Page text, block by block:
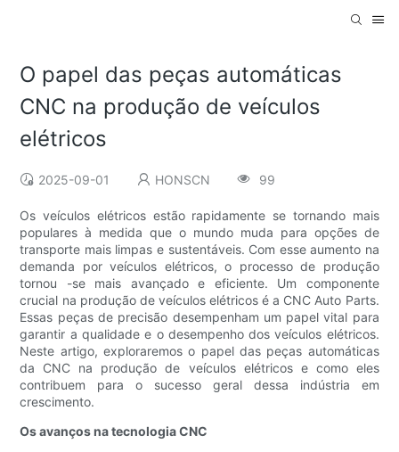
O papel das peças automáticas
CNC na produção de veículos
elétricos
2025-09-01 HONSCN 99
Os veículos elétricos estão rapidamente se tornando mais
populares à medida que o mundo muda para opções de
transporte mais limpas e sustentáveis. Com esse aumento na
demanda por veículos elétricos, o processo de produção
tornou -se mais avançado e eficiente. Um componente
crucial na produção de veículos elétricos é a CNC Auto Parts.
Essas peças de precisão desempenham um papel vital para
garantir a qualidade e o desempenho dos veículos elétricos.
Neste artigo, exploraremos o papel das peças automáticas
da CNC na produção de veículos elétricos e como eles
contribuem para o sucesso geral dessa indústria em
crescimento.
Os avanços na tecnologia CNC